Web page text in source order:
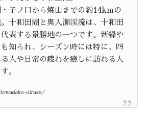
子ノ口から焼山までの約14kmの
十和田湖と奥入瀬渓流は、十和田
表する景勝地の一つです。新緑や
知られ、シーズン時には特に、四
人や日常の疲れを癒しに訪れる人
。
oirase/